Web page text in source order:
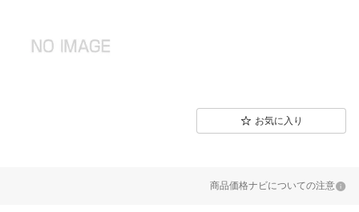
お気に入り
商品価格ナビについての注意